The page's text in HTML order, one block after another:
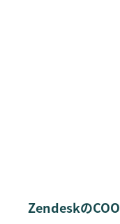
Zendeskの